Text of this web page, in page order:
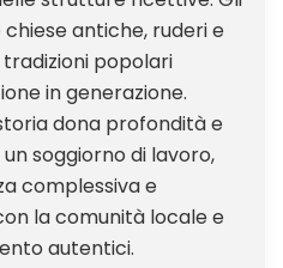
antiche, ruderi e
popolari
in generazione.
dona profondità e
soggiorno di lavoro,
complessiva e
la comunità locale e
autentici.